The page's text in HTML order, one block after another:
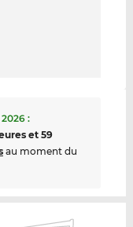
:
et 59
au moment du